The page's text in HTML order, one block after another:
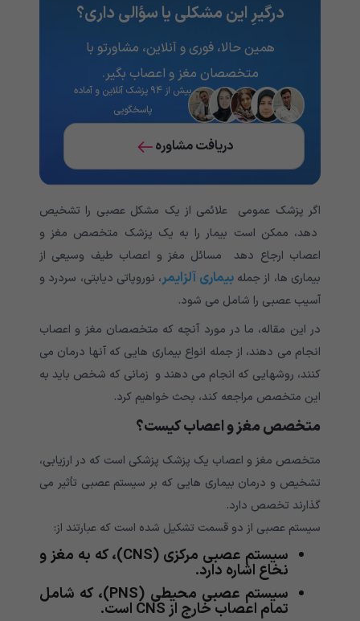
درگیرِ این مشکلی یا سؤالی داری؟
همین حالا، فوری و آنلاین، مشاورتو با
متخصصان مغز و اعصاب بگیر.
بیش از ۹۴ پزشک آنلاین و آماده
پاسخگویی
دریافت مشاوره
اگر پزشک عمومی علائمی از یک مشکل عصبی را تشخیص
دهد، ممکن است بیمار را به یک پزشک متخصص مغز و
اعصاب ارجاع دهد مسائل مغز و اعصاب طیف وسیعی از
بیماری ها، از جملهبیماری آلزایمر، نوروپاتی دیابتی، سردرد و
آسیب عصبی را شامل می شود.
در این مقاله، ما در مورد آنچه که متخصصان مغز و اعصاب
انجام می دهند، از جمله انواع بیماری هایی که آنها درمان می
کنند، روشهایی که انجام می دهند و زمانی که شخص باید به
این متخصص مراجعه کند، بحث خواهیم کرد.
متخصص مغز و اعصاب کیست؟
متخصص مغز و اعصاب یک پزشک پزشکی است که در ارزیابی،
تشخیص و درمان بیماری هایی که بر سیستم عصبی تأثیر می
گذارند تخصص دارد.
سیستم عصبی از دو قسمت تشکیل شده است که عبارتند از:
سیستم عصبی مرکزی (CNS)، که به مغز و
نخاع اشاره دارد.
سیستم عصبی محیطی (PNS)، که شامل
تمام اعصاب خارج از CNS است.